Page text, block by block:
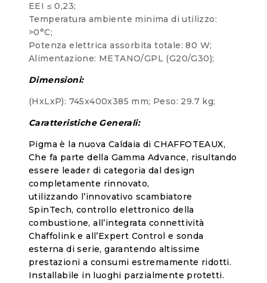
EEI ≤ 0,23;
Temperatura ambiente minima di utilizzo:
>0°C;
Potenza elettrica assorbita totale: 80 W;
Alimentazione: METANO/GPL (G20/G30);
Dimensioni:
(HxLxP): 745x400x385 mm; Peso: 29.7 kg;
Caratteristiche Generali:
Pigma è la nuova Caldaia di CHAFFOTEAUX,
Che fa parte della Gamma Advance, risultando
essere leader di categoria dal design
completamente rinnovato,
utilizzando l’innovativo scambiatore
SpinTech,controllo elettronico della
combustione, all’integrata connettività
Chaffolink e all’Expert Control e sonda
esterna di serie, garantendo altissime
prestazioni a consumi estremamente ridotti.
Installabile in luoghi parzialmente protetti.